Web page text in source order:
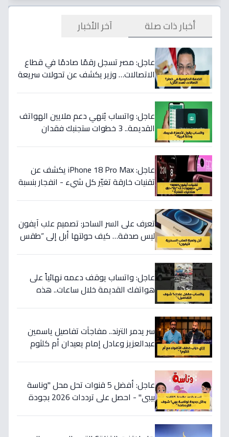
أخبار ذات صلة آخر الأخبار
عاجل: مصر تسجل رقمًا صادمًا في قطاع
الاتصالات… وزير يكشف عن تحولات سريعة
عاجل: واتساب يُنهي دعم ملايين الهواتف
القديمة.. 3 خطوات ستجنبك فقدان
عاجل: iPhone 18 Pro Max يكشف عن
تقنيات خارقة تغيّر كل شيء - انفجار بنسبة
تعرف على السر الساحر: تصميم علب آيفون
ليس صدفة… كيف حولتها أبل إلى “طقس
عاجل: واتساب يوقف دعمه نهائياً على
هواتفك القديمة خلال ساعات.. هذه
سر يدمر الترند.. مفاجآت تفاصيل ياسمين
عبدالعزيز وعادل إمام يعيدان أم كلثوم
عاجل: أفضل 5 قنوات تحل محل "وناسة
بيبي" - احصل على ترددات 2026 بجودة